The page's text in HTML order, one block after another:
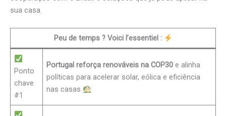
sua casa.
Peu de temps ? Voici l’essentiel :
Ponto
chave
#1
Portugal reforça renováveis na COP30 e alinha
políticas para acelerar solar, eólica e eficiência
nas casas